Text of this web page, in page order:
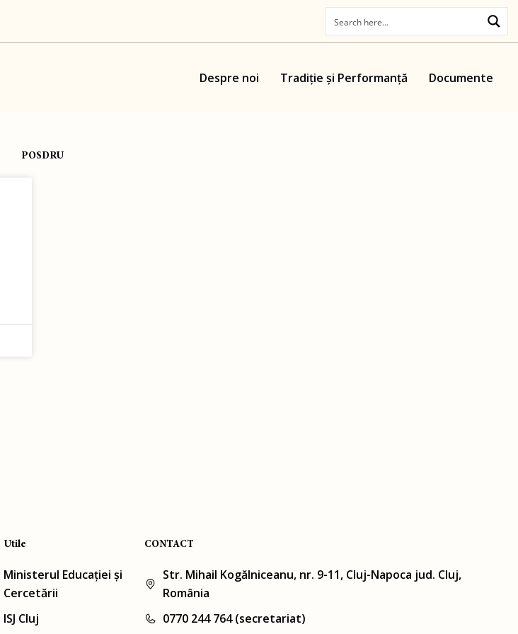
Despre noi Tradiție și Performanță Documente
POSDRU
Utile
Ministerul Educației și
Cercetării
ISJ Cluj
CONTACT
Str. Mihail Kogălniceanu, nr. 9-11, Cluj-Napoca jud. Cluj,
România
0770 244 764 (secretariat)